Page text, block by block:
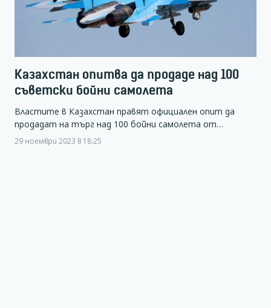
Казахстан опитва да продаде над 100
съветски бойни самолета
Властите в Казахстан правят официален опит да
продадат на търг над 100 бойни самолета от…
29 ноември 2023 в 18:25